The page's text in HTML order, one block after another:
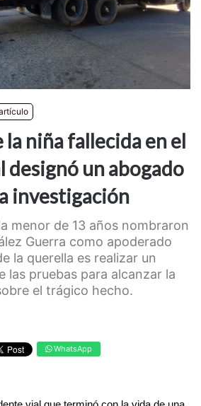
la niña fallecida en el
designó un abogado
investigación
menor de 13 años nombraron
Guerra como apoderado
la querella es realizar un
las pruebas para alcanzar la
el trágico hecho.
WhatsApp